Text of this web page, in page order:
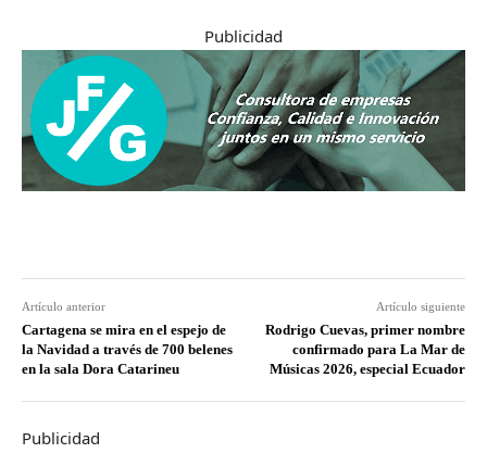
Publicidad
Artículo anterior
Cartagena se mira en el espejo de
la Navidad a través de 700 belenes
en la sala Dora Catarineu
Artículo siguiente
Rodrigo Cuevas, primer nombre
confirmado para La Mar de
Músicas 2026, especial Ecuador
Publicidad